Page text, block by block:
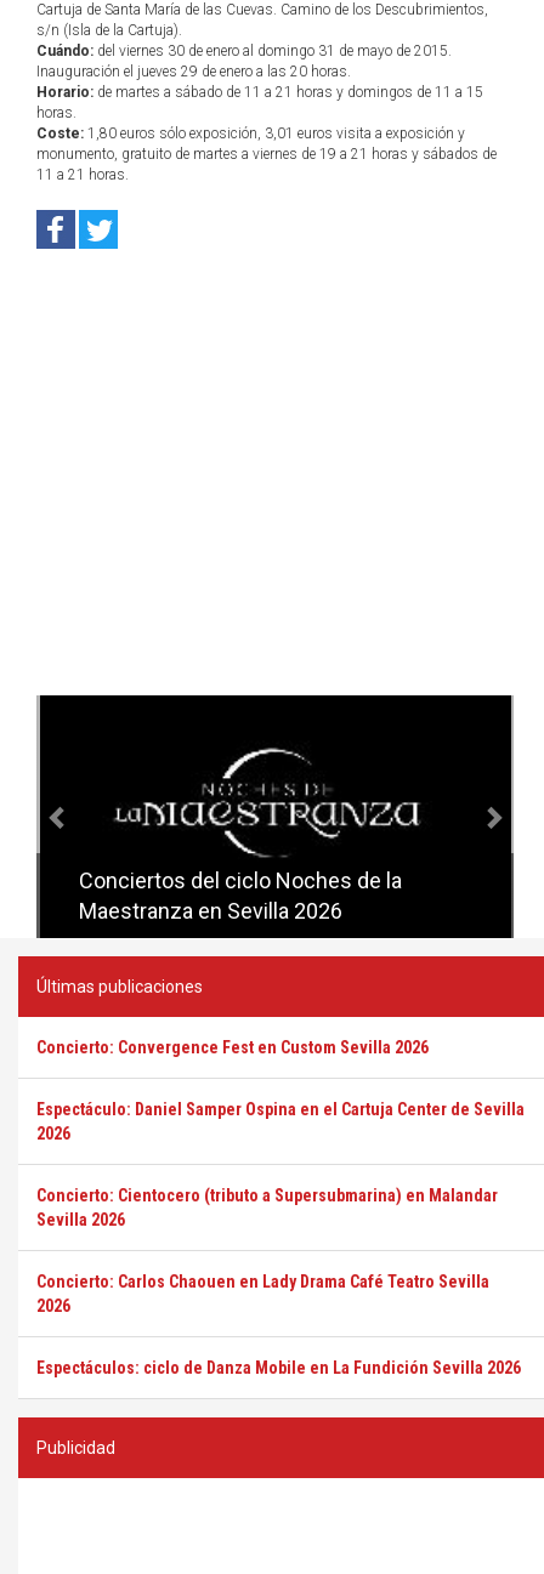
Cartuja de Santa María de las Cuevas. Camino de los Descubrimientos,
s/n (Isla de la Cartuja).
Cuándo: del viernes 30 de enero al domingo 31 de mayo de 2015.
Inauguración el jueves 29 de enero a las 20 horas.
Horario: de martes a sábado de 11 a 21 horas y domingos de 11 a 15
horas.
Coste: 1,80 euros sólo exposición, 3,01 euros visita a exposición y
monumento, gratuito de martes a viernes de 19 a 21 horas y sábados de
11 a 21 horas.
Conciertos del ciclo Noches de la
Maestranza en Sevilla 2026
Conciertos del ciclo Candlelight en
Sevilla
Últimas publicaciones
Concierto: Convergence Fest en Custom Sevilla 2026
Espectáculo: Daniel Samper Ospina en el Cartuja Center de Sevilla
2026
Concierto: Cientocero (tributo a Supersubmarina) en Malandar
Sevilla 2026
Concierto: Carlos Chaouen en Lady Drama Café Teatro Sevilla
2026
Espectáculos: ciclo de Danza Mobile en La Fundición Sevilla 2026
Publicidad